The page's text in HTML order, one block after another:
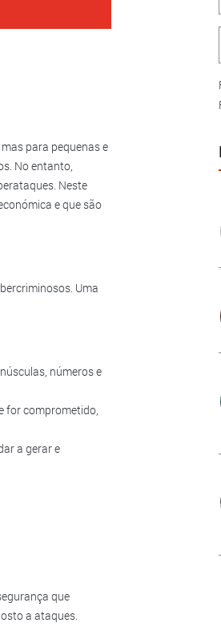
para pequenas e
No entanto,
Neste
e que são
Uma
números e
for comprometido,
a gerar e
que
a ataques.